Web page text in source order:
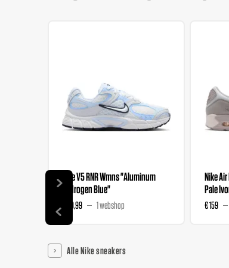
Nike V5 RNR Wmns "Aluminum
Hydrogen Blue"
€ 89,99 1 webshop
Nike
Pale
€ 159
Alle Nike sneakers